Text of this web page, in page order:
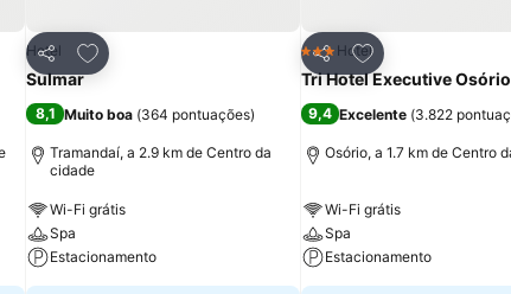
Partilhar
Adicionar aos favoritos
Hotel
Sulmar
8,1 Muito boa (364 pontuações)
Tramandaí, a 2.9 km de Centro da
cidade
Wi-Fi grátis
Spa
Estacionamento
Partilhar
Adicionar aos
3 Estrelas
Hotel
Tri Hotel Executive Osório
9,4 Excelente (3.822
Osório, a 1.7 km de Centro
Wi-Fi grátis
Spa
Estacionamento